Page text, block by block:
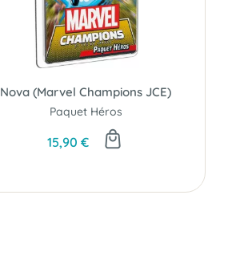
Nova (Marvel Champions JCE)
Paquet Héros
15,90 €